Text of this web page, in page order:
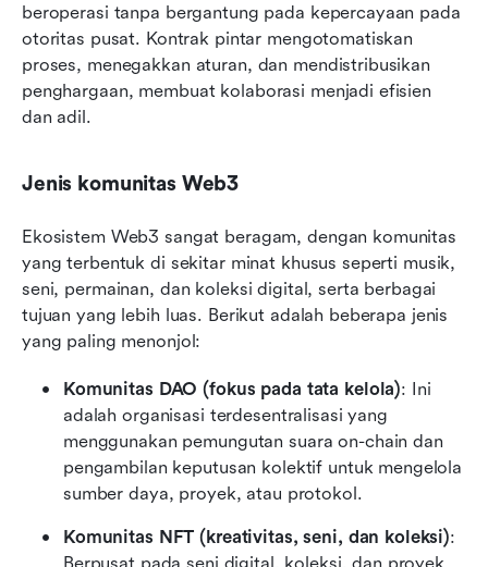
beroperasi tanpa bergantung pada kepercayaan pada
otoritas pusat. Kontrak pintar mengotomatiskan
proses, menegakkan aturan, dan mendistribusikan
penghargaan, membuat kolaborasi menjadi efisien
dan adil.
Jenis komunitas Web3
Ekosistem Web3 sangat beragam, dengan komunitas
yang terbentuk di sekitar minat khusus seperti musik,
seni, permainan, dan koleksi digital, serta berbagai
tujuan yang lebih luas. Berikut adalah beberapa jenis
yang paling menonjol:
Komunitas DAO (fokus pada tata kelola): Ini
adalah organisasi terdesentralisasi yang
menggunakan pemungutan suara on-chain dan
pengambilan keputusan kolektif untuk mengelola
sumber daya, proyek, atau protokol.
Komunitas NFT (kreativitas, seni, dan koleksi):
Berpusat pada seni digital, koleksi, dan proyek